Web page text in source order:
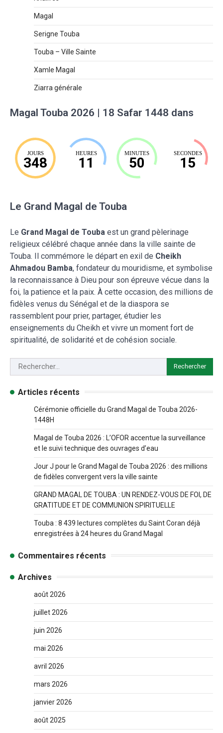
Magal
Serigne Touba
Touba – Ville Sainte
Xamle Magal
Ziarra générale
Magal Touba 2026 | 18 Safar 1448 dans
JOURS
348
HEURES
11
MINUTES
50
SECONDES
14
Le Grand Magal de Touba
Le Grand Magal de Touba est un grand pèlerinage
religieux célébré chaque année dans la ville sainte de
Touba. Il commémore le départ en exil de Cheikh
Ahmadou Bamba, fondateur du mouridisme, et symbolise
la reconnaissance à Dieu pour son épreuve vécue dans la
foi, la patience et la paix. À cette occasion, des millions de
fidèles venus du Sénégal et de la diaspora se
rassemblent pour prier, partager, étudier les
enseignements du Cheikh et vivre un moment fort de
spiritualité, de solidarité et de cohésion sociale.
Articles récents
Cérémonie officielle du Grand Magal de Touba 2026-
1448H
Magal de Touba 2026 : L’OFOR accentue la surveillance
et le suivi technique des ouvrages d’eau
Jour J pour le Grand Magal de Touba 2026 : des millions
de fidèles convergent vers la ville sainte
GRAND MAGAL DE TOUBA : UN RENDEZ-VOUS DE FOI, DE
GRATITUDE ET DE COMMUNION SPIRITUELLE
Touba : 8 439 lectures complètes du Saint Coran déjà
enregistrées à 24 heures du Grand Magal
Commentaires récents
Archives
août 2026
juillet 2026
juin 2026
mai 2026
avril 2026
mars 2026
janvier 2026
août 2025